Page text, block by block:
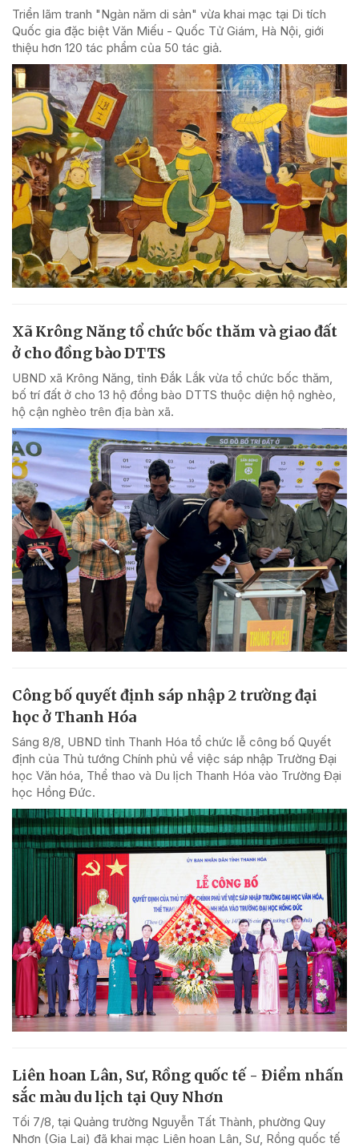
Triển lãm tranh "Ngàn năm di sản" vừa khai mạc tại Di tích
Quốc gia đặc biệt Văn Miếu - Quốc Tử Giám, Hà Nội, giới
thiệu hơn 120 tác phẩm của 50 tác giả.
Xã Krông Năng tổ chức bốc thăm và giao đất
ở cho đồng bào DTTS
UBND xã Krông Năng, tỉnh Đắk Lắk vừa tổ chức bốc thăm,
bố trí đất ở cho 13 hộ đồng bào DTTS thuộc diện hộ nghèo,
hộ cận nghèo trên địa bàn xã.
Công bố quyết định sáp nhập 2 trường đại
học ở Thanh Hóa
Sáng 8/8, UBND tỉnh Thanh Hóa tổ chức lễ công bố Quyết
định của Thủ tướng Chính phủ về việc sáp nhập Trường Đại
học Văn hóa, Thể thao và Du lịch Thanh Hóa vào Trường Đại
học Hồng Đức.
Liên hoan Lân, Sư, Rồng quốc tế - Điểm nhấn
sắc màu du lịch tại Quy Nhơn
Tối 7/8, tại Quảng trường Nguyễn Tất Thành, phường Quy
Nhơn (Gia Lai) đã khai mạc Liên hoan Lân, Sư, Rồng quốc tế